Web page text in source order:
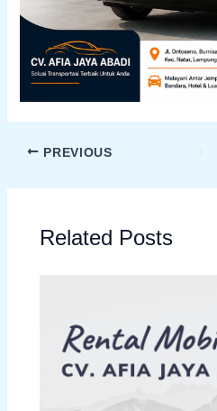
PREVIOUS
Related Posts